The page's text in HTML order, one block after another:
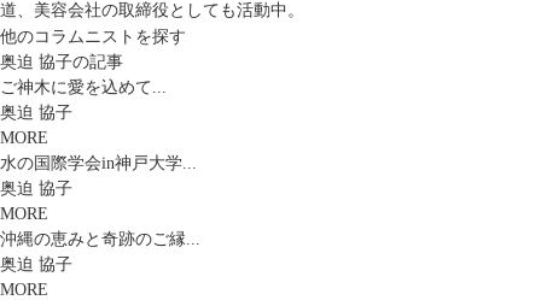
道、美容会社の取締役としても活動中。
他のコラムニストを探す
奥迫 協子の記事
ご神木に愛を込めて...
奥迫 協子
MORE
水の国際学会in神戸大学...
奥迫 協子
MORE
沖縄の恵みと奇跡のご縁...
奥迫 協子
MORE